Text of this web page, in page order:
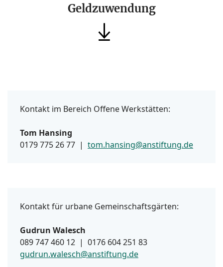
Geldzuwendung
Kontakt im Bereich Offene Werkstätten:
Tom Hansing
0179 775 26 77 | tom.hansing@anstiftung.de
Kontakt für urbane Gemeinschaftsgärten:
Gudrun Walesch
089 747 460 12 | 0176 604 251 83
gudrun.walesch@anstiftung.de